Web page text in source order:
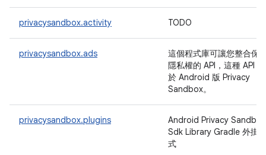
privacysandbox.activity TODO
privacysandbox.ads
這個程式庫可讓您整合保
隱私權的 API，這種 API 屬
於 Android 版 Privacy
Sandbox。
privacysandbox.plugins
Android Privacy Sandbox
Sdk Library Gradle 外掛
式